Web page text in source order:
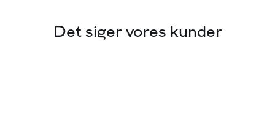
⭐️ Mulighed for levering i hele DK ⭐️
Det siger vores kunder